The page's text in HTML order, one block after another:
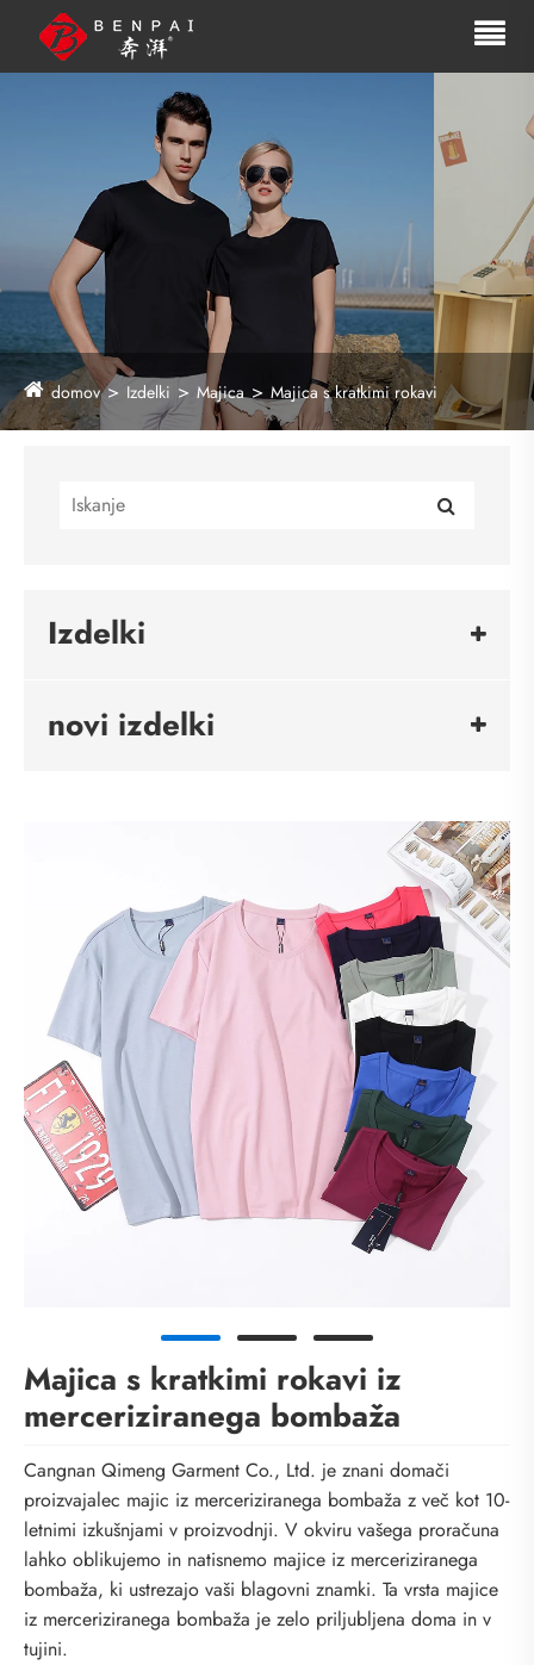
domov Izdelki Majica Majica s kratkimi rokavi
Izdelki
novi izdelki
Majica s kratkimi rokavi iz
merceriziranega bombaža
Cangnan Qimeng Garment Co., Ltd. je znani domači
proizvajalec majic iz merceriziranega bombaža z več kot 10-
letnimi izkušnjami v proizvodnji. V okviru vašega proračuna
lahko oblikujemo in natisnemo majice iz merceriziranega
bombaža, ki ustrezajo vaši blagovni znamki. Ta vrsta majice
iz merceriziranega bombaža je zelo priljubljena doma in v
tujini.